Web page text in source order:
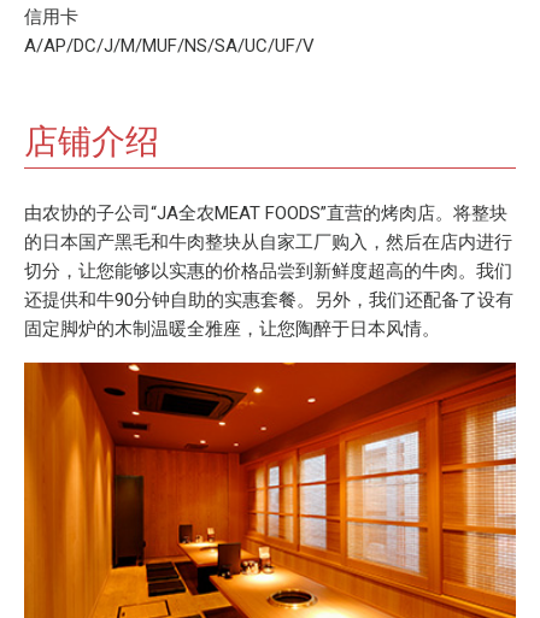
信用卡
A/AP/DC/J/M/MUF/NS/SA/UC/UF/V
店铺介绍
由农协的子公司“JA全农MEAT FOODS”直营的烤肉店。将整块
的日本国产黑毛和牛肉整块从自家工厂购入，然后在店内进行
切分，让您能够以实惠的价格品尝到新鲜度超高的牛肉。我们
还提供和牛90分钟自助的实惠套餐。另外，我们还配备了设有
固定脚炉的木制温暖全雅座，让您陶醉于日本风情。